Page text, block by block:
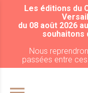
ALLER
Les éditions du
du 08 août 2026
souhaitons
Nous
passées entre